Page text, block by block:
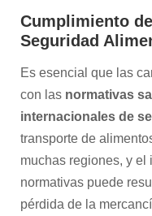
Cumplimiento
Seguridad
Es esencial que las
con las normativas
internacionales de
transporte de
muchas regiones, y
normativas puede
pérdida de la